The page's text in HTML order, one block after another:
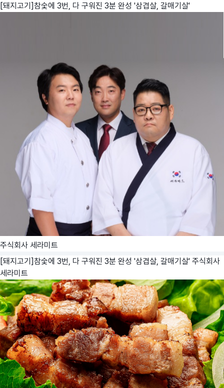
[돼지고기]참숯에 3번, 다 구워진 3분 완성 '삼겹살, 갈매기살'
주식회사 세라미트
[돼지고기]참숯에 3번, 다 구워진 3분 완성 '삼겹살, 갈매기살' 주식회사
세라미트